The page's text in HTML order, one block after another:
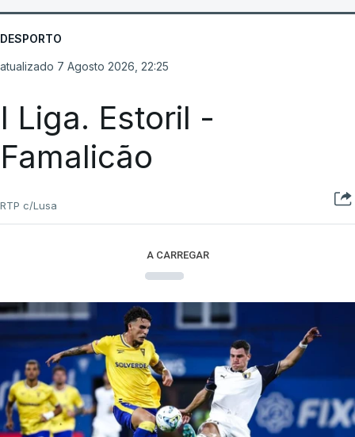
DESPORTO
atualizado 7 Agosto 2026, 22:25
I Liga. Estoril -
Famalicão
RTP c/Lusa
A CARREGAR